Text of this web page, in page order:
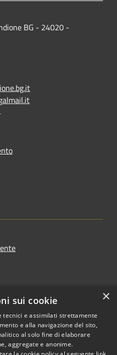
BG - 24020 -
Copyright © 2026 • Comune di
×
sui cookie
tecnici e assimilati strettamente
e alla navigazione del sito,
al solo fine di elaborare
aggregate e anonime.